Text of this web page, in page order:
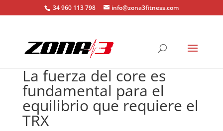
34 960 113 798 info@zona3fitness.com
La fuerza del core es
fundamental para el
equilibrio que requiere el
TRX